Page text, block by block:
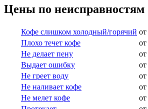
Цены по неисправностям
Кофе слишком холодный/горячий
Плохо течет кофе
Не делает пену
Выдает ошибку
Не греет воду
Не наливает кофе
Не мелет кофе